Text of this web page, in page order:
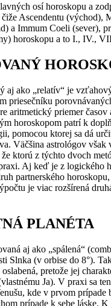
osí horoskopu a
čiže Ascendentu (východ),
a Immum Coeli (sever),
horoskopu a to I., IV.,
aj ako „relatív“ je
priesečníku
aritmetický priemer časov
horoskopom patrí k
pomocou ktorej sa dá
Väčšina astrológov však
ktorú z týchto dvoch
Aj keď je z logického
partnerského
je viac rozšírená
PLANÉTA
aj ako „spálená“
Slnka (v orbise do 8°).
pretože jej
Ja). V praxi sa
kde v prvom prípade
prípade k sebe láske.